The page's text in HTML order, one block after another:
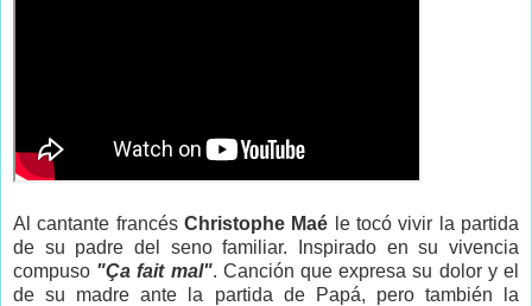
Al cantante francés Christophe Maé le tocó vivir la partida
de su padre del seno familiar. Inspirado en su vivencia
compuso "Ça fait mal". Canción que expresa su dolor y el
de su madre ante la partida de Papá, pero también la